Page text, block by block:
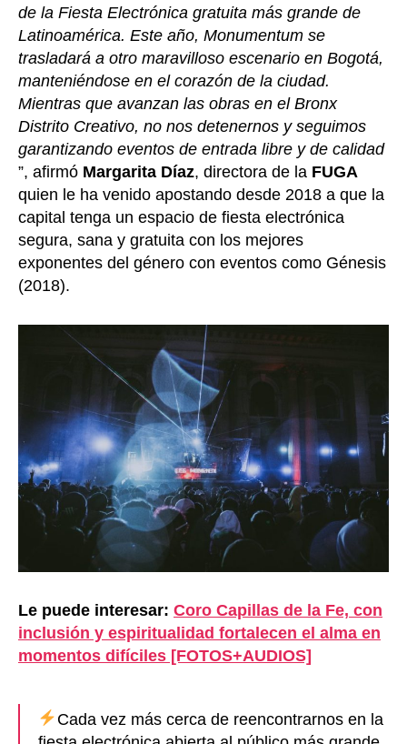
de la Fiesta Electrónica gratuita más grande de
Latinoamérica. Este año, Monumentum se
trasladará a otro maravilloso escenario en Bogotá,
manteniéndose en el corazón de la ciudad.
Mientras que avanzan las obras en el Bronx
Distrito Creativo, no nos detenernos y seguimos
garantizando eventos de entrada libre y de calidad
”, afirmó Margarita Díaz, directora de la FUGA
quien le ha venido apostando desde 2018 a que la
capital tenga un espacio de fiesta electrónica
segura, sana y gratuita con los mejores
exponentes del género con eventos como Génesis
(2018).
Le puede interesar: Coro Capillas de la Fe, con
inclusión y espiritualidad fortalecen el alma en
momentos difíciles [FOTOS+AUDIOS]
Cada vez más cerca de reencontrarnos en la